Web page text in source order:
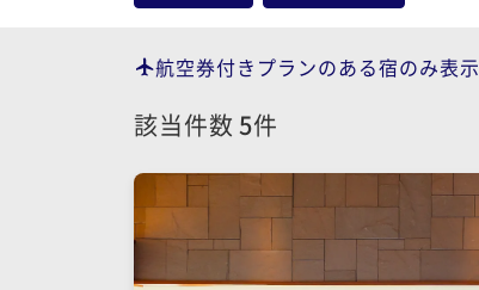
航空券付きプランのある宿のみ表示
該当件数 5件